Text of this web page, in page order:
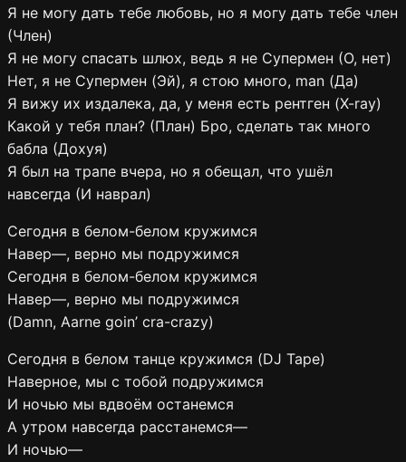
Я не могу дать тебе любовь, но я могу дать тебе член
(Член)
Я не могу спасать шлюх, ведь я не Супермен (О, нет)
Нет, я не Супермен (Эй), я стою много, man (Да)
Я вижу их издалека, да, у меня есть рентген (X-ray)
Какой у тебя план? (План) Бро, сделать так много
бабла (Дохуя)
Я был на трапе вчера, но я обещал, что ушёл
навсегда (И наврал)
Сегодня в белом-белом кружимся
Навер—, верно мы подружимся
Сегодня в белом-белом кружимся
Навер—, верно мы подружимся
(Damn, Aarne goin’ cra-crazy)
Сегодня в белом танце кружимся (DJ Tape)
Наверное, мы с тобой подружимся
И ночью мы вдвоём останемся
А утром навсегда расстанемся—
И ночью—